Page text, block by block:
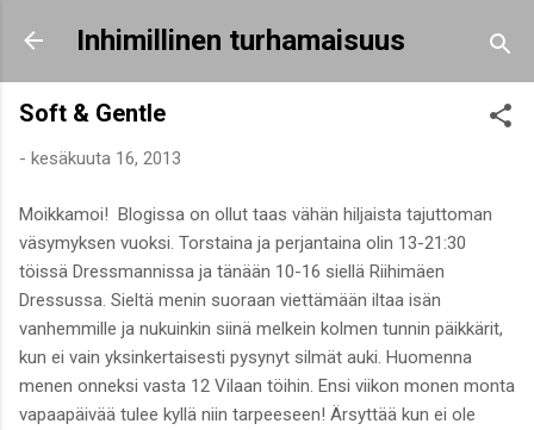
Siirry pääsisältöön
Inhimillinen turhamaisuus
Soft & Gentle
- kesäkuuta 16, 2013
Moikkamoi! Blogissa on ollut taas vähän hiljaista tajuttoman
väsymyksen vuoksi. Torstaina ja perjantaina olin 13-21:30
töissä Dressmannissa ja tänään 10-16 siellä Riihimäen
Dressussa. Sieltä menin suoraan viettämään iltaa isän
vanhemmille ja nukuinkin siinä melkein kolmen tunnin päikkärit,
kun ei vain yksinkertaisesti pysynyt silmät auki. Huomenna
menen onneksi vasta 12 Vilaan töihin. Ensi viikon monen monta
vapaapäivää tulee kyllä niin tarpeeseen! Ärsyttää kun ei ole